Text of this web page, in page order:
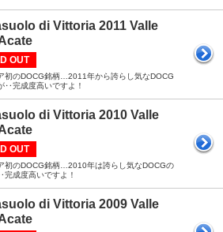
di Vittoria 2011 Valle
OUT
初のDOCG銘柄…2011年から誇らし気なDOCG
‥完成度高いですよ！
di Vittoria 2010 Valle
OUT
初のDOCG銘柄…2010年は誇らし気なDOCGの
成度高いですよ！
di Vittoria 2009 Valle